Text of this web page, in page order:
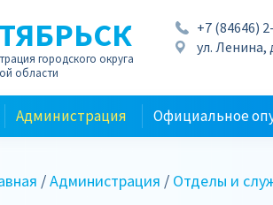
городского округа
области
+7 (84646)
ул. Ленина,
Администрация Официальное
/Администрация / Отделы и